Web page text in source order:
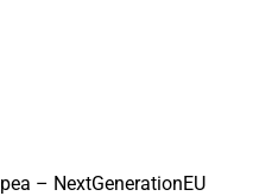
– NextGenerationEU